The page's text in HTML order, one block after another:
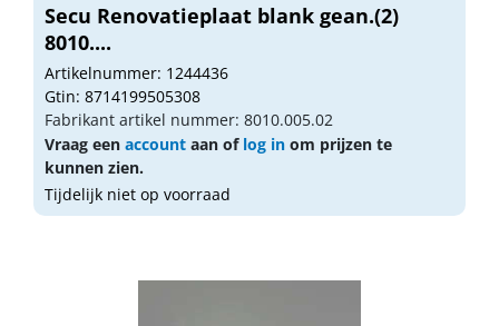
Secu Renovatieplaat blank gean.(2)
8010....
Artikelnummer: 1244436
Gtin: 8714199505308
Fabrikant artikel nummer: 8010.005.02
Vraag een account aan of log in om prijzen te
kunnen zien.
Tijdelijk niet op voorraad